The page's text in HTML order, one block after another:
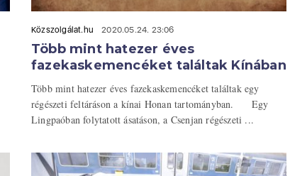
Közszolgálat.hu 2020.05.24. 23:06
Több mint hatezer éves
fazekaskemencéket találtak Kínában
Több mint hatezer éves fazekaskemencéket találtak egy
régészeti feltáráson a kínai Honan tartományban. Egy
Lingpaóban folytatott ásatáson, a Csenjan régészeti ...